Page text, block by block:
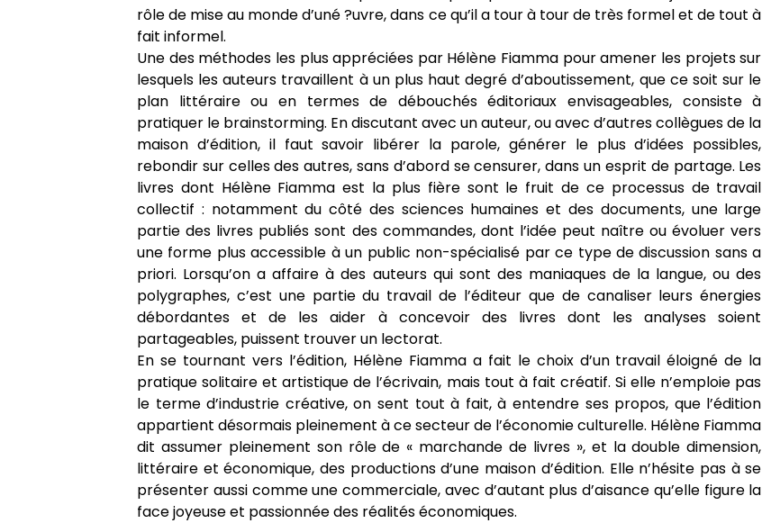
rôle de mise au monde d’uné ?uvre, dans ce qu’il a tour à tour de très formel et de tout à
fait informel.
Une des méthodes les plus appréciées par Hélène Fiamma pour amener les projets sur
lesquels les auteurs travaillent à un plus haut degré d’aboutissement, que ce soit sur le
plan littéraire ou en termes de débouchés éditoriaux envisageables, consiste à
pratiquer le brainstorming. En discutant avec un auteur, ou avec d’autres collègues de la
maison d’édition, il faut savoir libérer la parole, générer le plus d’idées possibles,
rebondir sur celles des autres, sans d’abord se censurer, dans un esprit de partage. Les
livres dont Hélène Fiamma est la plus fière sont le fruit de ce processus de travail
collectif : notamment du côté des sciences humaines et des documents, une large
partie des livres publiés sont des commandes, dont l’idée peut naître ou évoluer vers
une forme plus accessible à un public non-spécialisé par ce type de discussion sans a
priori. Lorsqu’on a affaire à des auteurs qui sont des maniaques de la langue, ou des
polygraphes, c’est une partie du travail de l’éditeur que de canaliser leurs énergies
débordantes et de les aider à concevoir des livres dont les analyses soient
partageables, puissent trouver un lectorat.
En se tournant vers l’édition, Hélène Fiamma a fait le choix d’un travail éloigné de la
pratique solitaire et artistique de l’écrivain, mais tout à fait créatif. Si elle n’emploie pas
le terme d’industrie créative, on sent tout à fait, à entendre ses propos, que l’édition
appartient désormais pleinement à ce secteur de l’économie culturelle. Hélène Fiamma
dit assumer pleinement son rôle de « marchande de livres », et la double dimension,
littéraire et économique, des productions d’une maison d’édition. Elle n’hésite pas à se
présenter aussi comme une commerciale, avec d’autant plus d’aisance qu’elle figure la
face joyeuse et passionnée des réalités économiques.